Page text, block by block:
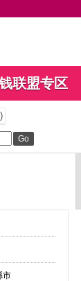
联盟专区
市